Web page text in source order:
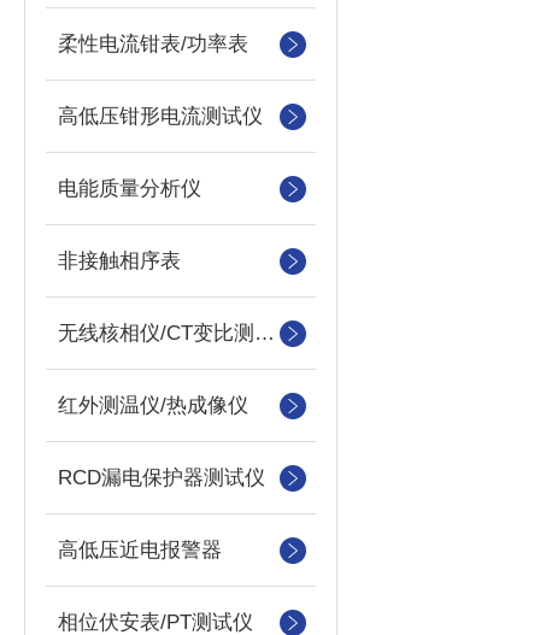
柔性电流钳表/功率表
高低压钳形电流测试仪
电能质量分析仪
非接触相序表
无线核相仪/CT变比测试仪
红外测温仪/热成像仪
RCD漏电保护器测试仪
高低压近电报警器
相位伏安表/PT测试仪